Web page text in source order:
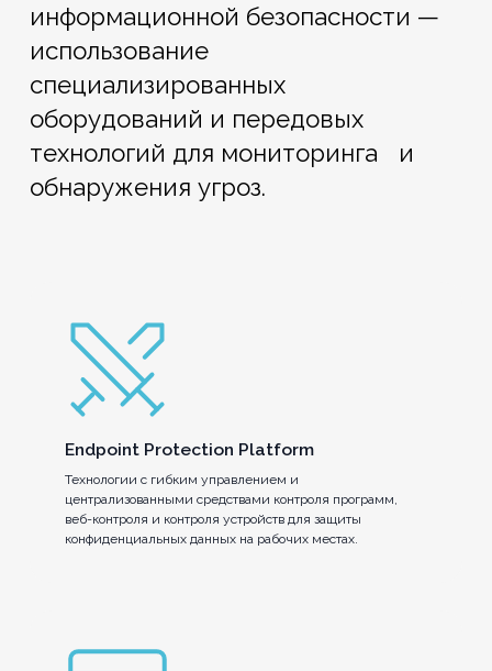
информационной безопасности —
использование
специализированных
оборудований и передовых
технологий для мониторинга и
обнаружения угроз.
Endpoint Protection Platform
Технологии с гибким управлением и
централизованными средствами контроля программ,
веб-контроля и контроля устройств для защиты
конфиденциальных данных на рабочих местах.